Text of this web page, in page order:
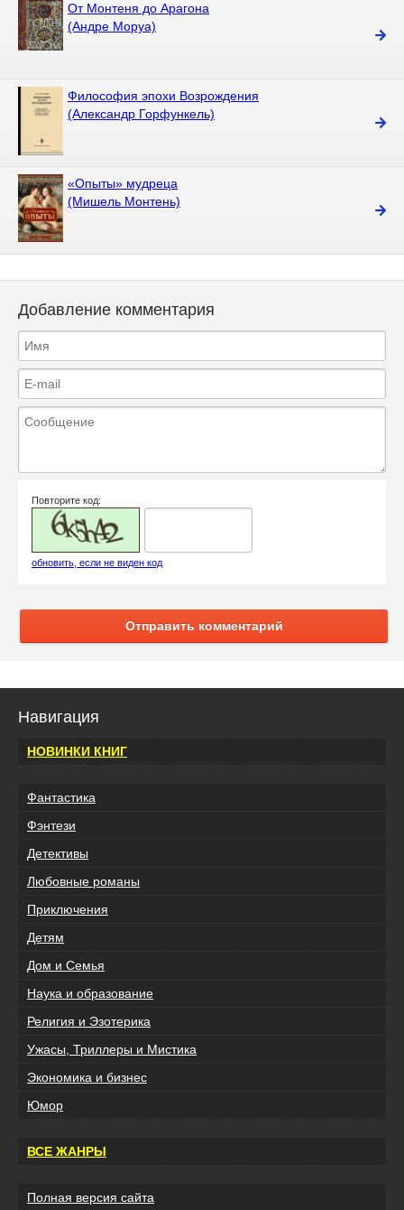
От Монтеня до Арагона
(Андре Моруа)
Философия эпохи Возрождения
(Александр Горфункель)
«Опыты» мудреца
(Мишель Монтень)
Добавление комментария
Повторите код:
обновить, если не виден код
Отправить комментарий
Навигация
НОВИНКИ КНИГ
Фантастика
Фэнтези
Детективы
Любовные романы
Приключения
Детям
Дом и Семья
Наука и образование
Религия и Эзотерика
Ужасы, Триллеры и Мистика
Экономика и бизнес
Юмор
ВСЕ ЖАНРЫ
Полная версия сайта